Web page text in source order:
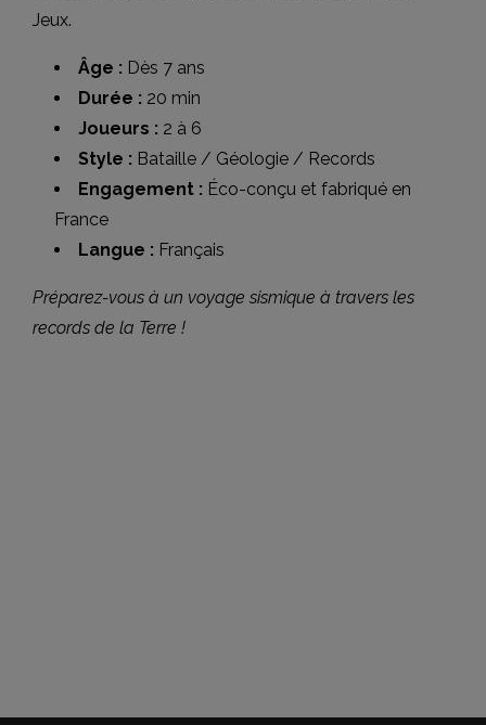
Jeux.
Âge : Dès 7 ans
Durée : 20 min
Joueurs : 2 à 6
Style : Bataille / Géologie / Records
Engagement : Éco-conçu et fabriqué en
France
Langue : Français
Préparez-vous à un voyage sismique à travers les
records de la Terre !